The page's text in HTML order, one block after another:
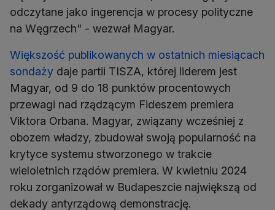
odczytane jako ingerencja w procesy polityczne
Większość publikowanych w ostatnich miesiącach
sondaży daje partii TISZA, której liderem jest
Magyar, od 9 do 18 punktów procentowych
przewagi nad rządzącym Fideszem premiera
Viktora Orbana. Magyar, związany wcześniej z
obozem władzy, zbudował swoją popularność na
krytyce systemu stworzonego w trakcie
wieloletnich rządów premiera. W kwietniu 2024
roku zorganizował w Budapeszcie największą od
dekady antyrządową demonstrację.